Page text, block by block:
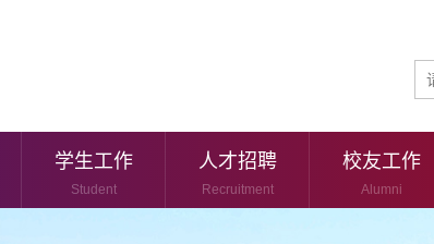
学生工作
Student
人才招聘
Recruitment
校友工作
Alumni